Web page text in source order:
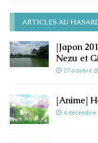
ARTICLES AU
[Japon
Nezu et
27 octobre
[Anime]
4 décembre